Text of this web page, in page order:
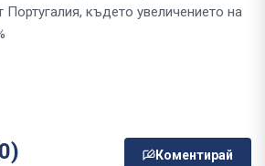
Португалия, където увеличението на
Коментирай